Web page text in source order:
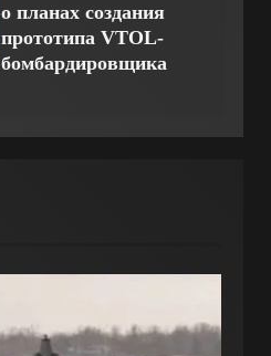
о планах создания
прототипа VTOL-
бомбардировщика